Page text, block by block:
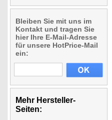
Bleiben Sie mit uns im
Kontakt und tragen Sie
hier Ihre E-Mail-Adresse
für unsere HotPrice-Mail
ein:
Mehr Hersteller-
Seiten: